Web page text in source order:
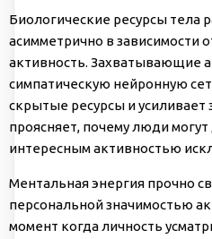
Биологические ресурсы тела
асимметрично в зависимости
активность. Захватывающие
симпатическую нейронную
скрытые ресурсы и усиливает
проясняет, почему люди
интересным активностью
Ментальная энергия прочно
персональной значимостью
момент когда личность